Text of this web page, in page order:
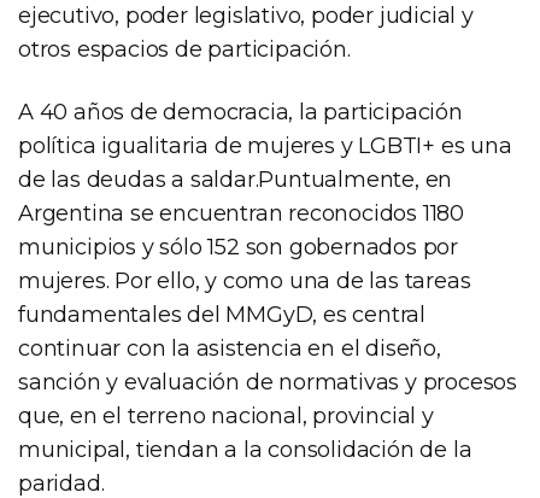
ejecutivo, poder legislativo, poder judicial y
otros espacios de participación.
A 40 años de democracia, la participación
política igualitaria de mujeres y LGBTI+ es una
de las deudas a saldar.Puntualmente, en
Argentina se encuentran reconocidos 1180
municipios y sólo 152 son gobernados por
mujeres. Por ello, y como una de las tareas
fundamentales del MMGyD, es central
continuar con la asistencia en el diseño,
sanción y evaluación de normativas y procesos
que, en el terreno nacional, provincial y
municipal, tiendan a la consolidación de la
paridad.